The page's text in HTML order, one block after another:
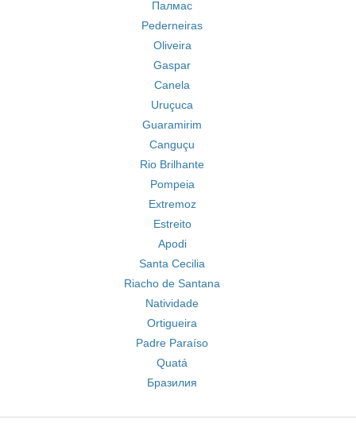
Палмас
Pederneiras
Oliveira
Gaspar
Canela
Uruçuca
Guaramirim
Canguçu
Rio Brilhante
Pompeia
Extremoz
Estreito
Apodi
Santa Cecilia
Riacho de Santana
Natividade
Ortigueira
Padre Paraíso
Quatá
Бразилия